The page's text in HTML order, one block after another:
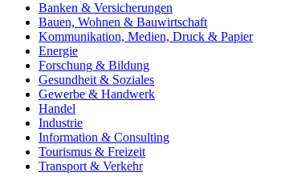
Banken & Versicherungen
Bauen, Wohnen & Bauwirtschaft
Kommunikation, Medien, Druck & Papier
Energie
Forschung & Bildung
Gesundheit & Soziales
Gewerbe & Handwerk
Handel
Industrie
Information & Consulting
Tourismus & Freizeit
Transport & Verkehr